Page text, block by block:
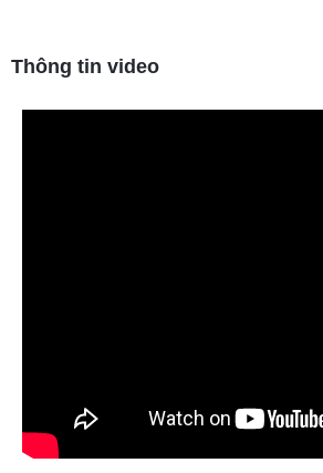
Thông tin video